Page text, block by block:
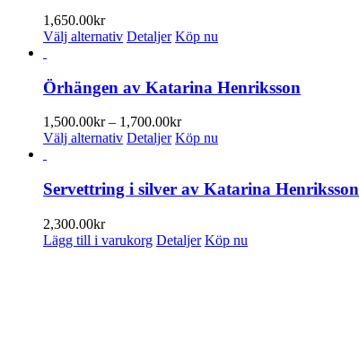
1,650.00kr
Välj alternativ Den
har
flera
varianter.
De
olika
kan
väljas
Detaljer Köp nu
Örhängen av Katarina Henriksson
1,500.00kr – 1,700.00krPrisintervall:
1,500.00kr
Välj alternativ Den
har
flera
De
olika
Detaljer Köp nu
Servettring i silver av Katarina Henriksson
2,300.00kr
Lägg till i varukorg Detaljer Köp nu